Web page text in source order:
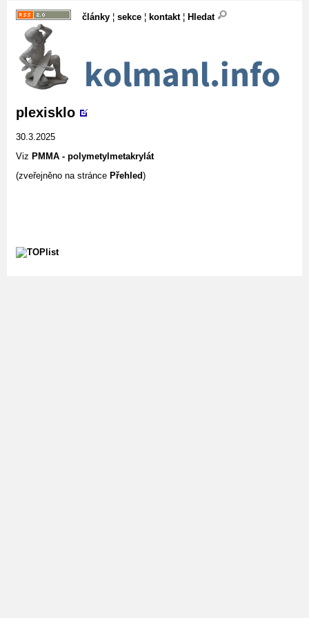
články ¦ sekce ¦ kontakt¦ Hledat
plexisklo
30.3.2025
Viz PMMA - polymetylmetakrylát
(zveřejněno na stránce Přehled)